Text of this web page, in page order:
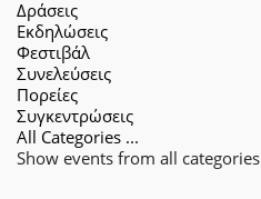
Δράσεις
Εκδηλώσεις
Φεστιβάλ
Συνελεύσεις
Πορείες
Συγκεντρώσεις
All Categories ...
Show events from all categories